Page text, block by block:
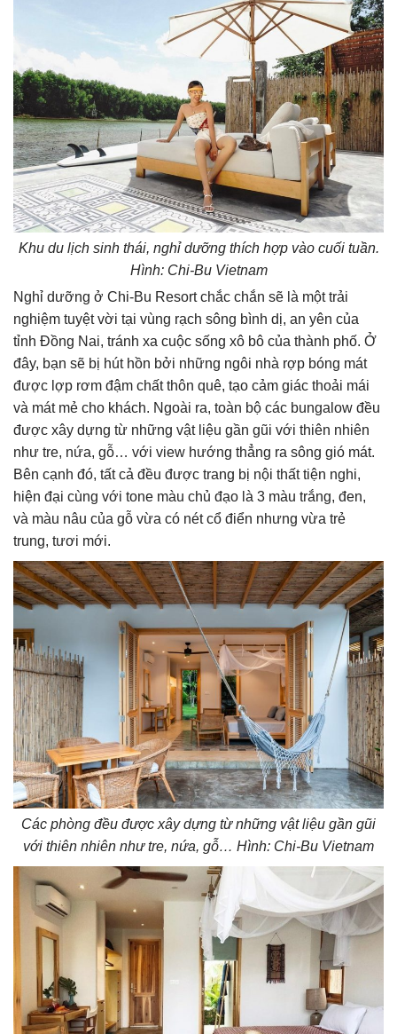
Khu du lịch sinh thái, nghỉ dưỡng thích hợp vào cuối tuần.
Hình: Chi-Bu Vietnam
Nghỉ dưỡng ở Chi-Bu Resort chắc chắn sẽ là một trải
nghiệm tuyệt vời tại vùng rạch sông bình dị, an yên của
tỉnh Đồng Nai, tránh xa cuộc sống xô bô của thành phố. Ở
đây, bạn sẽ bị hút hồn bởi những ngôi nhà rợp bóng mát
được lợp rơm đậm chất thôn quê, tạo cảm giác thoải mái
và mát mẻ cho khách. Ngoài ra, toàn bộ các bungalow đều
được xây dựng từ những vật liệu gần gũi với thiên nhiên
như tre, nứa, gỗ… với view hướng thẳng ra sông gió mát.
Bên cạnh đó, tất cả đều được trang bị nội thất tiện nghi,
hiện đại cùng với tone màu chủ đạo là 3 màu trắng, đen,
và màu nâu của gỗ vừa có nét cổ điển nhưng vừa trẻ
trung, tươi mới.
Các phòng đều được xây dựng từ những vật liệu gần gũi
với thiên nhiên như tre, nứa, gỗ… Hình: Chi-Bu Vietnam